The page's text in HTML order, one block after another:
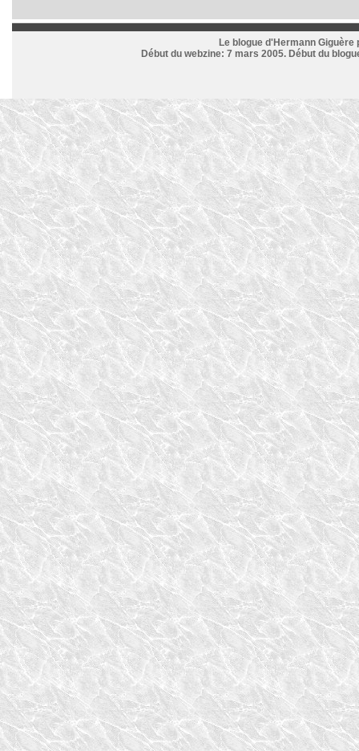
Le blogue d'Hermann
Début du webzine: 7 mars 2005. Début du